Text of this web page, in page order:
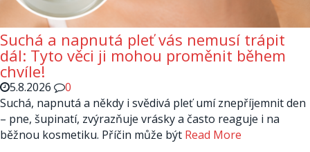
Suchá a napnutá pleť vás nemusí trápit
dál: Tyto věci ji mohou proměnit během
chvíle!
5.8.2026
0
Suchá, napnutá a někdy i svědivá pleť umí znepříjemnit den
– pne, šupinatí, zvýrazňuje vrásky a často reaguje i na
běžnou kosmetiku. Příčin může být Read More